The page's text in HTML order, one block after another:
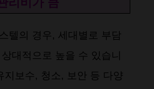
리비가 큼
텔의 경우, 세대별로 부담
대적으로 높을 수 있습니
지보수, 청소, 보안 등 다양